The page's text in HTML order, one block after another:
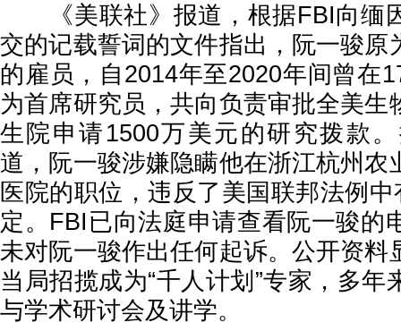
《美联社》报道，根据FBI向缅
交的记载誓词的文件指出，阮一骏原
的雇员，自2014年至2020年间曾在
为首席研究员，共向负责审批全美生
生院申请1500万美元的研究拨款
道，阮一骏涉嫌隐瞒他在浙江杭州农
医院的职位，违反了美国联邦法例中
定。FBI已向法庭申请查看阮一骏的
未对阮一骏作出任何起诉。公开资料
当局招揽成为“千人计划”专家，多年
与学术研讨会及讲学。